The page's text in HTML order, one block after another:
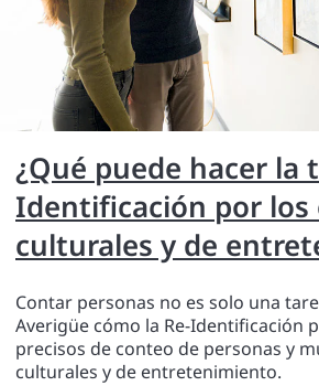
¿Qué puede hacer la
Identificación por los
culturales y de
Contar personas no es solo una
Averigüe cómo la Re-Identificación
precisos de conteo de personas y
culturales y de entretenimiento.